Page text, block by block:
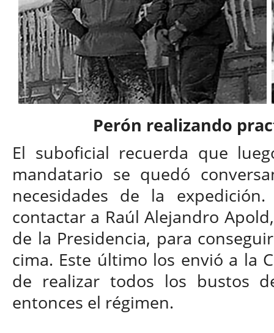
Perón realizando
El suboficial recuerda que
mandatario se quedó
necesidades de la
contactar a Raúl Alejandro
de la Presidencia, para
cima. Este último los envió a la
de realizar todos los bustos
entonces el régimen.